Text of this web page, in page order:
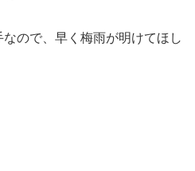
ので、早く梅雨が明けてほし